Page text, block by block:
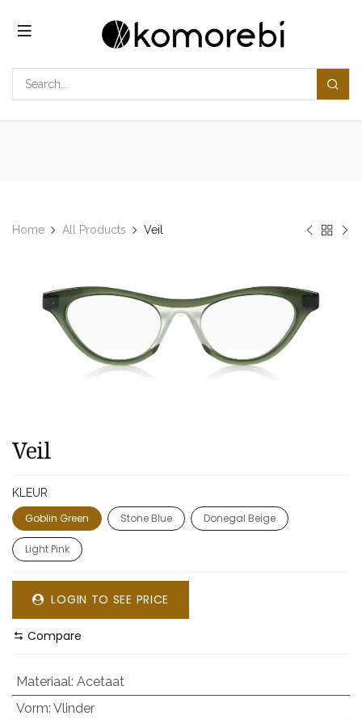
Home All Products Veil
Veil
KLEUR
Goblin Green Stone Blue Donegal Beige
Light Pink
LOGIN TO SEE PRICE
Compare
Materiaal: Acetaat
Vorm: Vlinder